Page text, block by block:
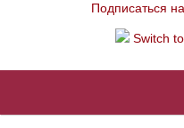
Подписаться
Switch